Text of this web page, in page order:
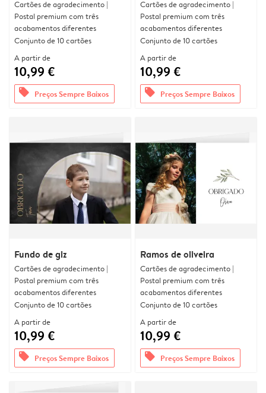
Cartões de agradecimento |
Postal premium com três
acabamentos diferentes
Conjunto de 10 cartões
A partir de
10,99 €
offers Preços Sempre Baixos
Cartões de agradecimento |
Postal premium com três
acabamentos diferentes
Conjunto de 10 cartões
A partir de
10,99 €
offers Preços Sempre Baixos
Fundo de giz
Cartões de agradecimento |
Postal premium com três
acabamentos diferentes
Conjunto de 10 cartões
A partir de
10,99 €
offers Preços Sempre Baixos
Ramos de oliveira
Cartões de agradecimento |
Postal premium com três
acabamentos diferentes
Conjunto de 10 cartões
A partir de
10,99 €
offers Preços Sempre Baixos